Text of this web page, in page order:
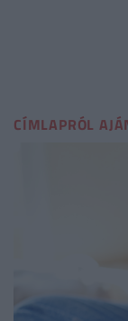
CÍMLAPRÓL